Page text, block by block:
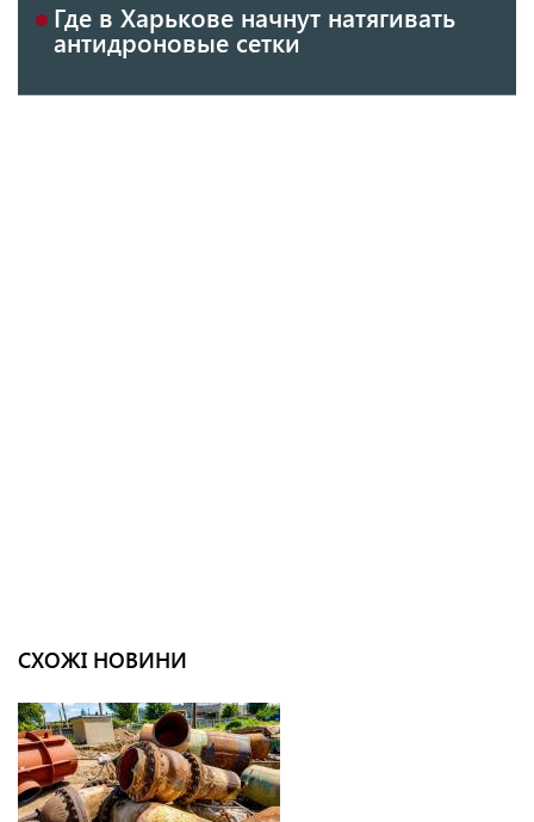
Где в Харькове начнут натягивать
антидроновые сетки
СХОЖІ НОВИНИ